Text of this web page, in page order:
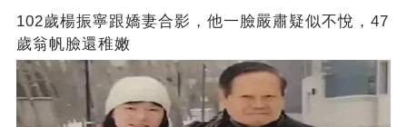
102歲楊振寧跟嬌妻合影，他一臉嚴肅疑似不悅，47
歲翁帆臉還稚嫩